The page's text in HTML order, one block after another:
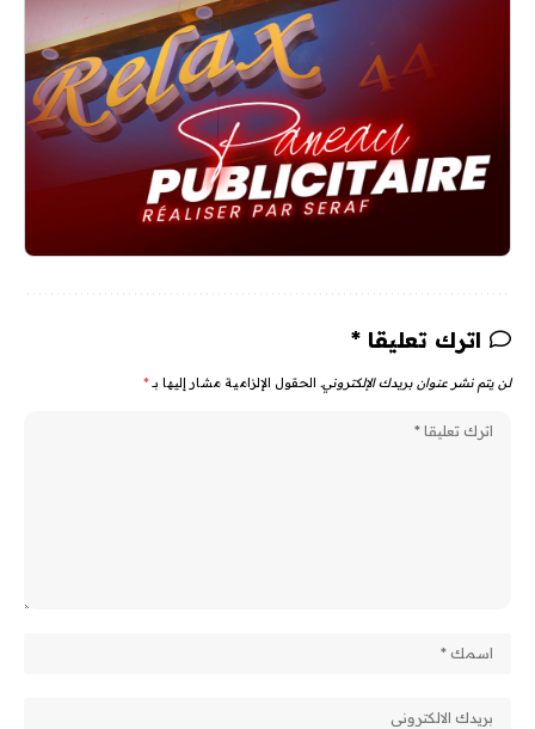
اترك تعليقا *
لن يتم نشر عنوان بريدك الإلكتروني. الحقول الإلزامية مشار إليها بـ *